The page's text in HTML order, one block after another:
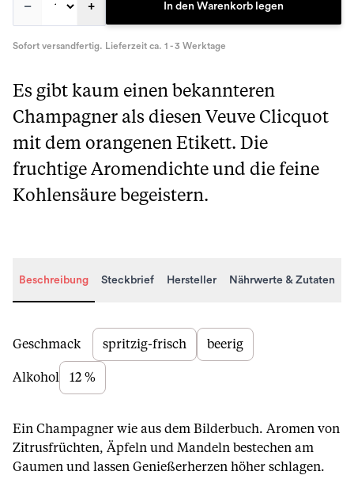
– + In den Warenkorb legen
Sofort versandfertig. Lieferzeit ca. 1 - 3 Werktage
Es gibt kaum einen bekannteren
Champagner als diesen Veuve Clicquot
mit dem orangenen Etikett. Die
fruchtige Aromendichte und die feine
Kohlensäure begeistern.
Beschreibung Steckbrief Hersteller Nährwerte & Zutaten
Beschreibung
Geschmack spritzig-frisch beerig
Alkohol 12 %
Ein Champagner wie aus dem Bilderbuch. Aromen von
Zitrusfrüchten, Äpfeln und Mandeln bestechen am
Gaumen und lassen Genießerherzen höher schlagen.